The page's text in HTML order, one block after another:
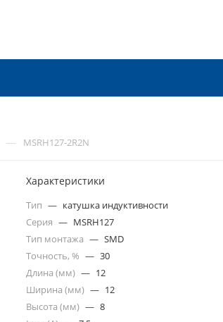
— MSRH127-2R2N
Характеристики
Тип — катушка индуктивности
Серия — MSRH127
Тип монтажа — SMD
Точность, % — 30
Длина (мм) — 12
Ширина (мм) — 12
Высота (мм) — 8